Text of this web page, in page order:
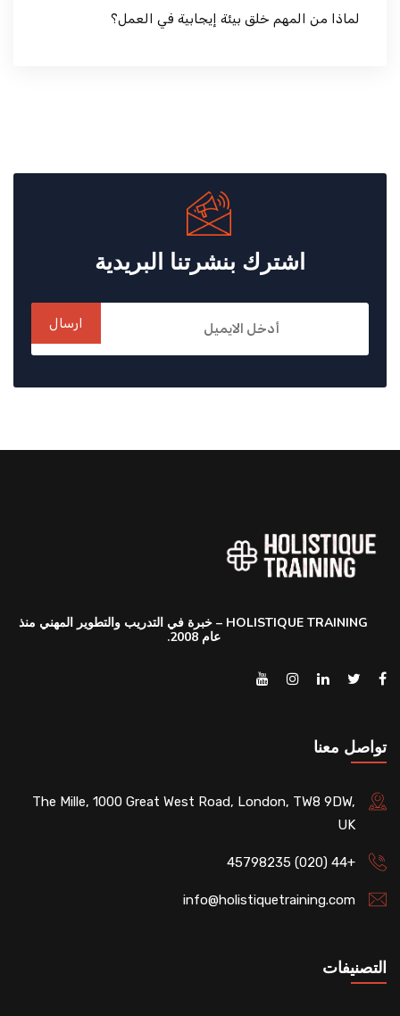
لماذا من المهم خلق بيئة إيجابية في العمل؟
اشترك بنشرتنا البريدية
ارسال
HOLISTIQUE TRAINING – خبرة في التدريب والتطوير المهني منذ
عام 2008.
تواصل معنا
The Mille, 1000 Great West Road, London, TW8 9DW,
UK
+44 (020) 45798235
info@holistiquetraining.com
التصنيفات